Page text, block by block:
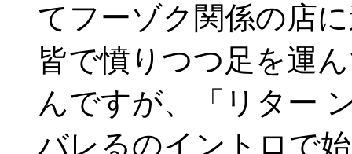
てフーゾク関係の店
皆で憤りつつ足を運
んですが、「リター
バレるのイントロで